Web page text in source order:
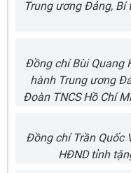
Trung ương Đảng,
Đồng chí Bùi Quang
hành Trung ương
Đoàn TNCS Hồ Chí
Đồng chí Trần Quốc
HĐND tỉnh